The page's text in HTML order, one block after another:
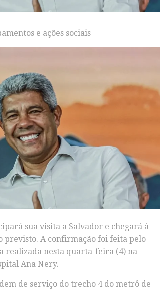
e ações sociais
sua visita a Salvador e chegará à
previsto. A confirmação foi feita pelo
realizada nesta quarta-feira (4) na
Ana Nery.
de serviço do trecho 4 do metrô de